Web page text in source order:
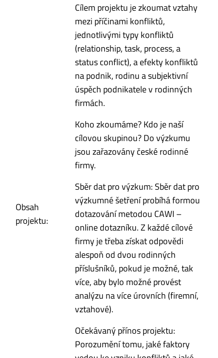
Obsah
projektu:
Cílem projektu je zkoumat vztahy
mezi příčinami konfliktů,
jednotlivými typy konfliktů
(relationship, task, process, a
status conflict), a efekty konfliktů
na podnik, rodinu a subjektivní
úspěch podnikatele v rodinných
firmách.
Koho zkoumáme? Kdo je naší
cílovou skupinou? Do výzkumu
jsou zařazovány české rodinné
firmy.
Sběr dat pro výzkum: Sběr dat pro
výzkumné šetření probíhá formou
dotazování metodou CAWI –
online dotazníku. Z každé cílové
firmy je třeba získat odpovědi
alespoň od dvou rodinných
příslušníků, pokud je možné, tak
více, aby bylo možné provést
analýzu na více úrovních (firemní,
vztahové).
Očekávaný přínos projektu:
Porozumění tomu, jaké faktory